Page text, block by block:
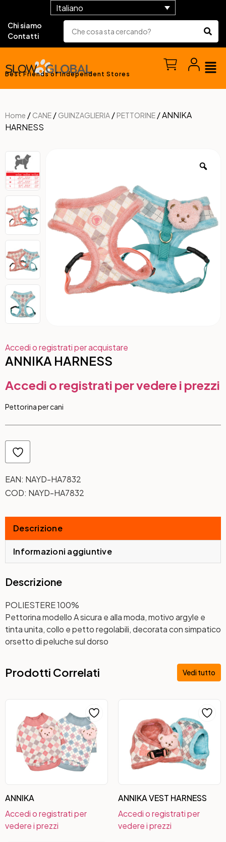
Italiano
Chi siamo
Contatti
Best Friends of Independent Stores
Home / CANE / GUINZAGLIERIA / PETTORINE / ANNIKA
HARNESS
Accedi o registrati per acquistare
ANNIKA HARNESS
Accedi o registrati per vedere i prezzi
Pettorina per cani
EAN: NAYD-HA7832
COD: NAYD-HA7832
Descrizione
Informazioni aggiuntive
Descrizione
POLIESTERE 100%
Pettorina modello A sicura e alla moda, motivo argyle e
tinta unita, collo e petto regolabili, decorata con simpatico
orsetto di peluche sul dorso
Prodotti Correlati Vedi tutto
ANNIKA
Accedi o registrati per
vedere i prezzi
ANNIKA VEST HARNESS
Accedi o registrati per
vedere i prezzi